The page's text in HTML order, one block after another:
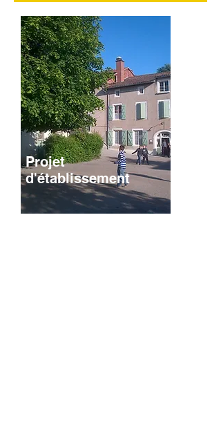
Projet
d'établissement